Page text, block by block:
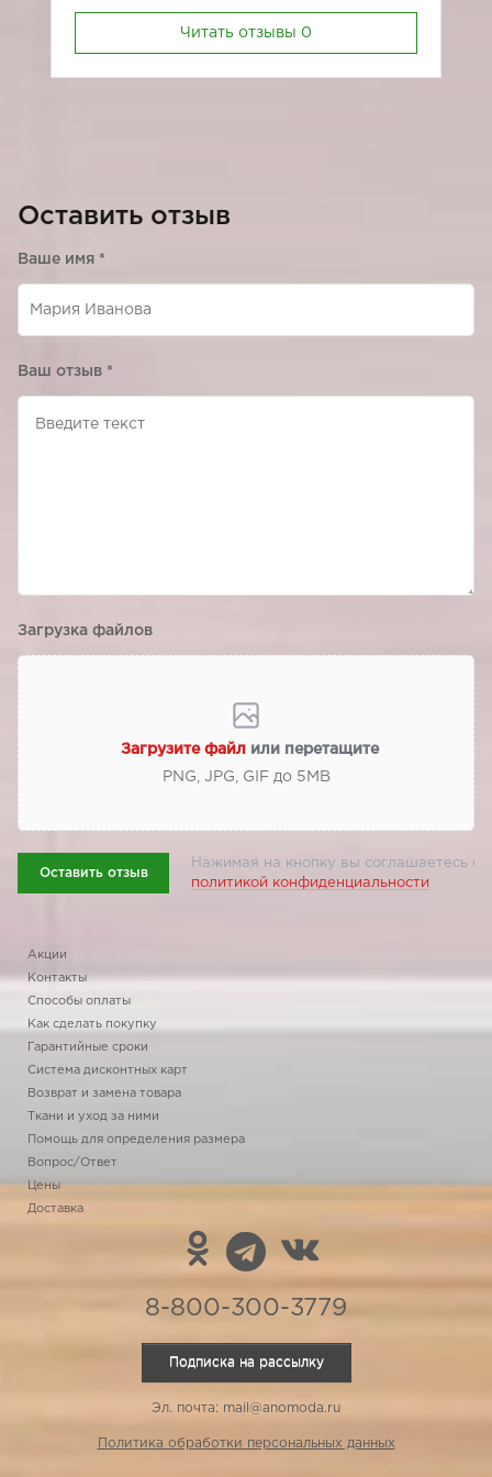
Читать отзывы 0
Оставить отзыв
Ваше имя *
Ваш отзыв *
Загрузка файлов
Загрузите файл или перетащите
PNG, JPG, GIF до 5МВ
Оставить отзыв
Нажимая на кнопку вы соглашаетесь с
политикой конфиденциальности
Акции
Контакты
Способы оплаты
Как сделать покупку
Гарантийные сроки
Система дисконтных карт
Возврат и замена товара
Ткани и уход за ними
Помощь для определения размера
Вопрос/Ответ
Цены
Доставка
8-800-300-3779
Подписка на рассылку
Эл. почта: mail@anomoda.ru
Политика обработки персональных данных